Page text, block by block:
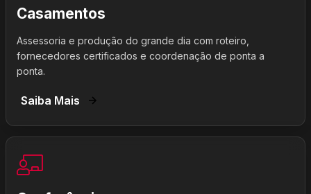
Casamentos
Assessoria e produção do grande dia com roteiro,
fornecedores certificados e coordenação de ponta a
ponta.
Saiba Mais